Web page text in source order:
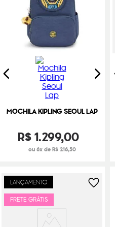
MOCHILA KIPLING SEOUL LAP
R$1.299,00
ou 6x de R$ 216,50
LANÇAMENTO
FRETE GRÁTIS